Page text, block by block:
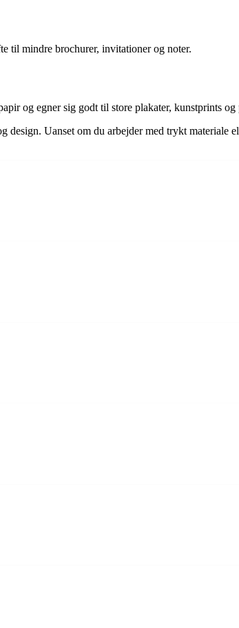
til mindre brochurer, invitationer og noter.
og egner sig godt til store plakater, kunstprints og
Uanset om du arbejder med trykt materiale